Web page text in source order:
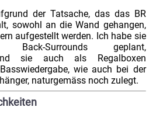
der Tatsache, das das BR
sowohl an die Wand gehangen,
werden. Ich habe sie
Surrounds geplant,
sie auch als Regalboxen
wie auch bei der
naturgemäss noch zulegt.